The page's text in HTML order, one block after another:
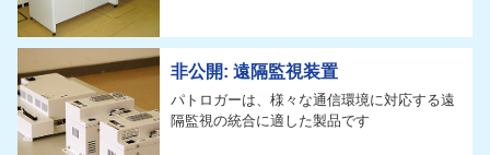
非公開: 遠隔監視装置
パトロガーは、様々な通信環境に対応する遠
隔監視の統合に適した製品です